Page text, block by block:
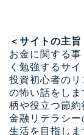
＜サイトの主旨
お金に関する
く勉強するサイ
投資初心者の
の怖い話をし
柄や役立つ節約
金融リテラシ
生活を目指し